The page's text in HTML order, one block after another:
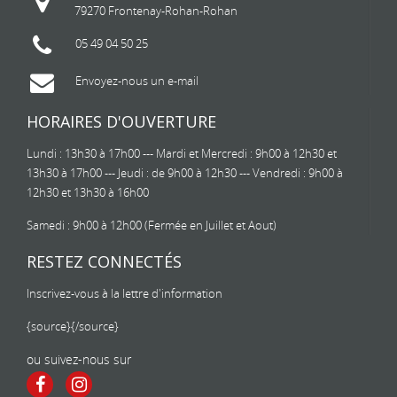
79270 Frontenay-Rohan-Rohan
05 49 04 50 25
Envoyez-nous un e-mail
HORAIRES D'OUVERTURE
Lundi : 13h30 à 17h00 --- Mardi et Mercredi : 9h00 à 12h30 et
13h30 à 17h00 --- Jeudi : de 9h00 à 12h30 --- Vendredi : 9h00 à
12h30 et 13h30 à 16h00
Samedi : 9h00 à 12h00 (Fermée en Juillet et Aout)
RESTEZ CONNECTÉS
Inscrivez-vous à la lettre d'information
{source}{/source}
ou suivez-nous sur